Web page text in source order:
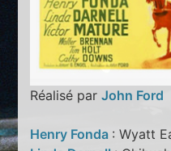
Réalisé parJohn Ford
Henry Fonda : Wyatt